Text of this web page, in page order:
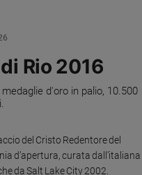
Rio 2016
d'oro in palio, 10.500
del Cristo Redentore del
d’apertura, curata dall’italiana
da Salt Lake City 2002.